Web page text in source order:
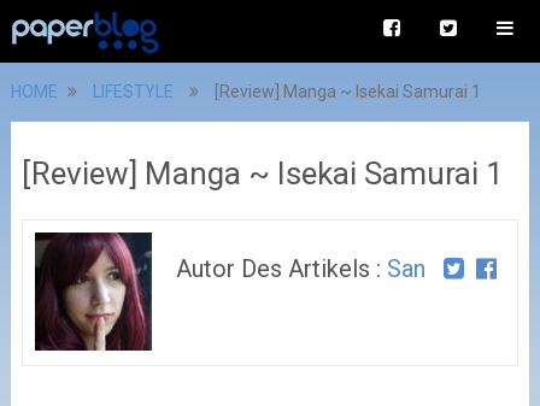
HOME LIFESTYLE [Review] Manga ~ Isekai Samurai 1
[Review] Manga ~ Isekai Samurai 1
Autor Des Artikels : San